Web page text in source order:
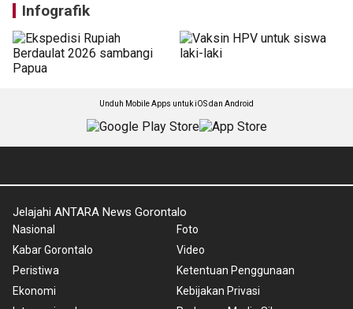
Infografik
Unduh Mobile Apps untuk iOS dan Android
Jelajahi ANTARA News Gorontalo
Nasional
Kabar Gorontalo
Peristiwa
Ekonomi
Foto
Video
Ketentuan Penggunaan
Kebijakan Privasi